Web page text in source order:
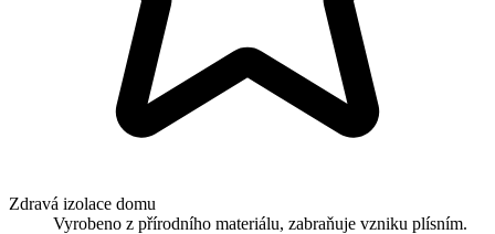
Zdravá izolace domu
Vyrobeno z přírodního materiálu, zabraňuje vzniku plísním.